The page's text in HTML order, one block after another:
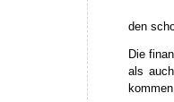
den
Die
als